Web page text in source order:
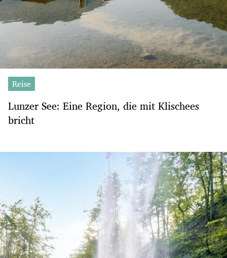
Reise
Lunzer See: Eine Region, die mit Klischees
bricht